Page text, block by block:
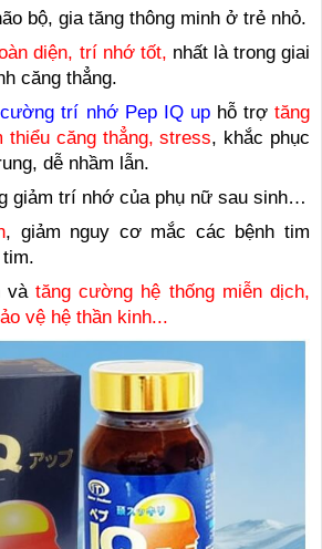
bộ, gia tăng thông minh ở trẻ nhỏ.
diện, trí nhớ tốt, nhất là trong giai
căng thẳng.
trí nhớ Pep IQ uphỗ trợtăng
căng thẳng, stress, khắc phục
dễ nhầm lẫn.
giảm trí nhớ của phụ nữ sau sinh…
, giảm nguy cơ mắc các bệnh tim
vàtăng cường hệ thống miễn dịch,
vệ hệ thần kinh...